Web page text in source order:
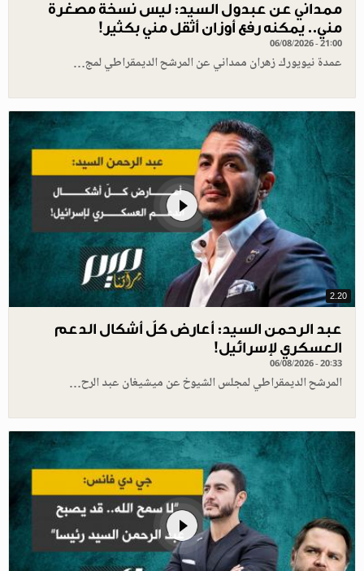
ممداني عن عبدول السيد: ليس نسخة مصغرة
مني.. يمكنه رفع أوزان أثقل مني بكثير!
06/08/2026 - 21:00
عمدة نيويورك زهران ممداني عن المرشح الديمقراطي لمج…
2.20
عبد الرحمن السيد: أعارض كلّ أشكال الدعم
العسكري لإسرائيل!
06/08/2026 - 20:33
المرشح الديمقراطي لمجلس الشيوخ عن ميشيغان عبد الرح…